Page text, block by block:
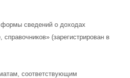
сведений о доходах
(зарегистрирован в
соответствующим